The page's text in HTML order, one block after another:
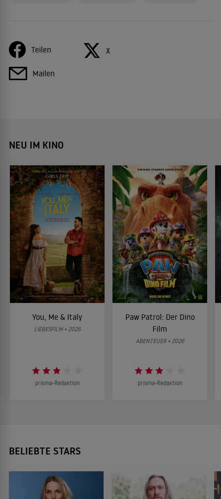
Teilen X
Mailen
NEU IM KINO
You, Me & Italy
LIEBESFILM • 2026
prisma-Redaktion
Paw Patrol: Der Dino
Film
ABENTEUER • 2026
prisma-Redaktion
BELIEBTE STARS